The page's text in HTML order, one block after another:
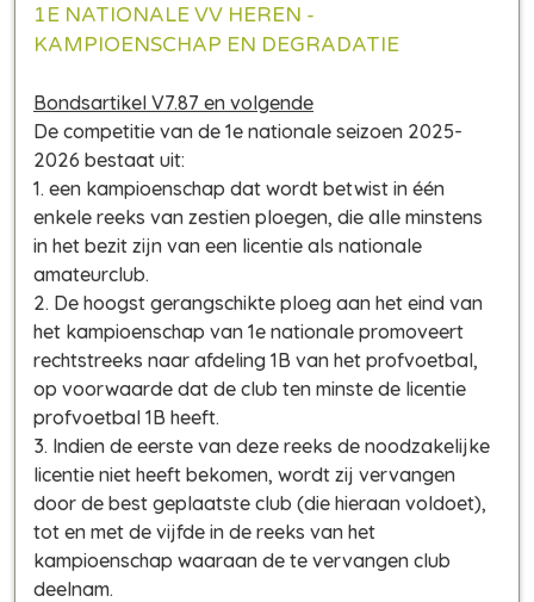
1E NATIONALE VV HEREN -
KAMPIOENSCHAP EN DEGRADATIE
Bondsartikel V7.87 en volgende
De competitie van de 1e nationale seizoen 2025-
2026 bestaat uit:
1. een kampioenschap dat wordt betwist in één
enkele reeks van zestien ploegen, die alle minstens
in het bezit zijn van een licentie als nationale
amateurclub.
2. De hoogst gerangschikte ploeg aan het eind van
het kampioenschap van 1e nationale promoveert
rechtstreeks naar afdeling 1B van het profvoetbal,
op voorwaarde dat de club ten minste de licentie
profvoetbal 1B heeft.
3. Indien de eerste van deze reeks de noodzakelijke
licentie niet heeft bekomen, wordt zij vervangen
door de best geplaatste club (die hieraan voldoet),
tot en met de vijfde in de reeks van het
kampioenschap waaraan de te vervangen club
deelnam.